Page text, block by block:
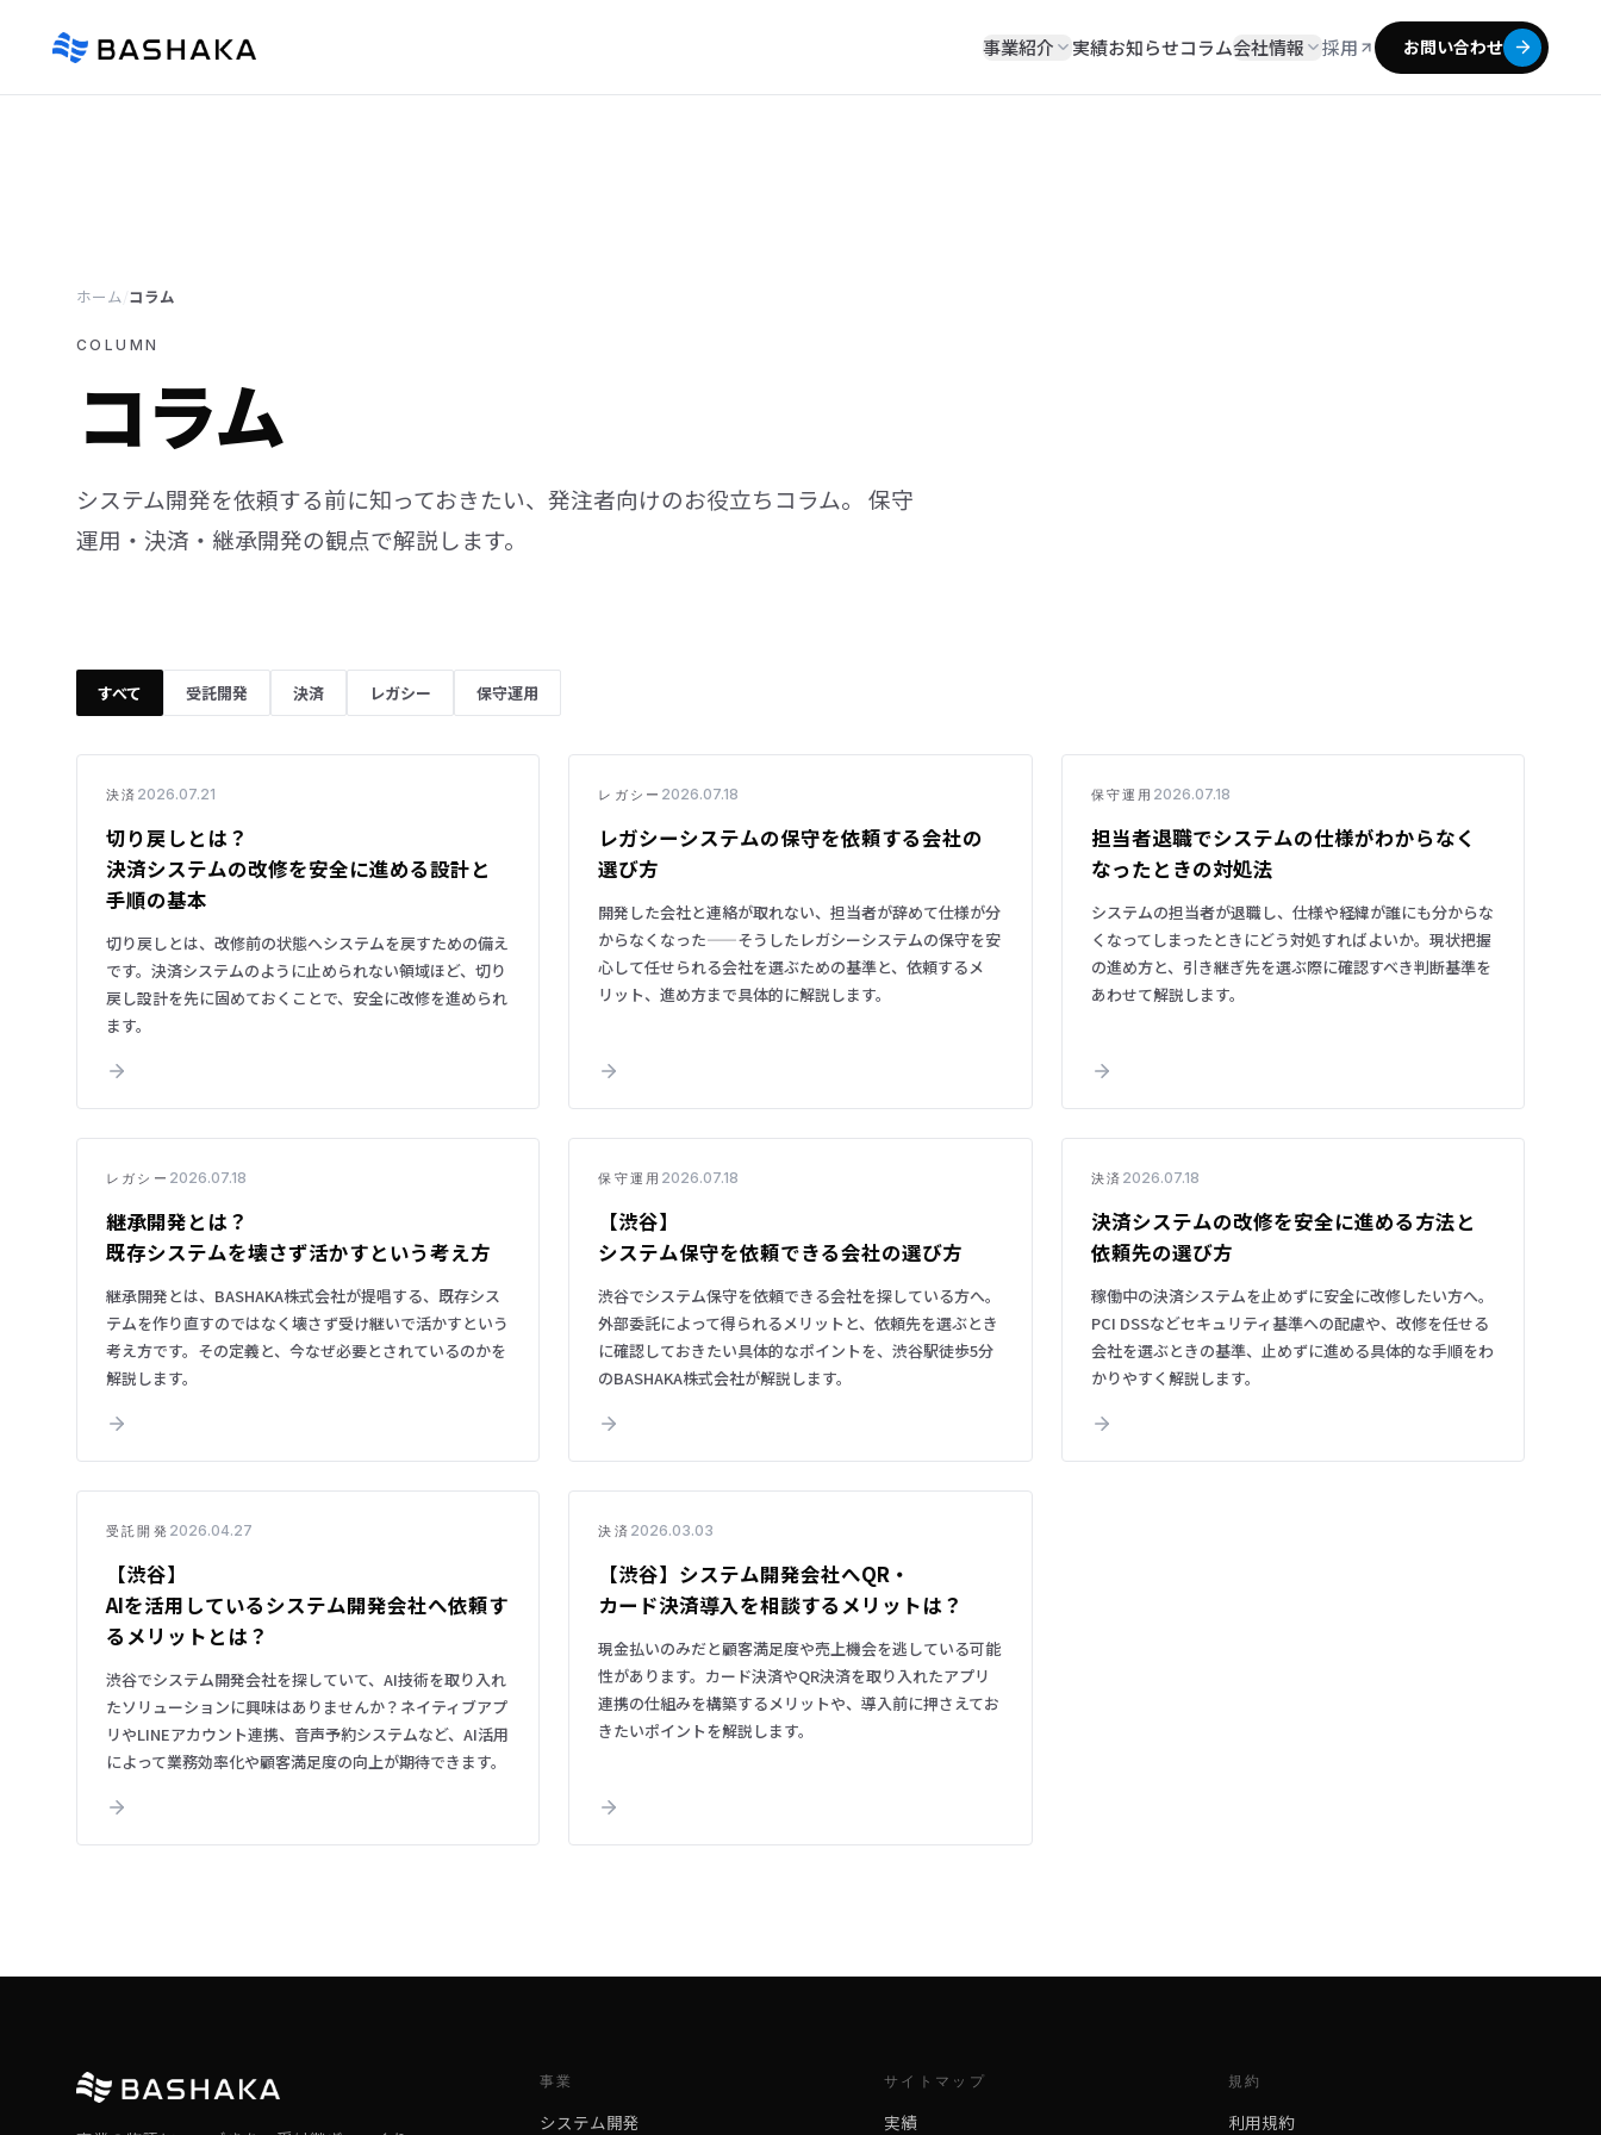
事業紹介 実績お知らせコラム会社情報 採用 お問い合わせ
ホーム コラム
COLUMN
コラム
システム開発を依頼する前に知っておきたい、発注者向けのお役立ちコラム。 保守
運用・決済・継承開発の観点で解説します。
すべて 受託開発 決済 レガシー 保守運用
決済 2026.07.21
切り戻しとは？
決済システムの改修を安全に進める設計と
手順の基本
切り戻しとは、改修前の状態へシステムを戻すための備え
です。決済システムのように止められない領域ほど、切り
戻し設計を先に固めておくことで、安全に改修を進められ
ます。
レガシー 2026.07.18
レガシーシステムの保守を依頼する会社の
選び方
開発した会社と連絡が取れない、担当者が辞めて仕様が分
からなくなった——そうしたレガシーシステムの保守を安
心して任せられる会社を選ぶための基準と、依頼するメ
リット、進め方まで具体的に解説します。
保守運用 2026.07.18
担当者退職でシステムの仕様がわからなく
なったときの対処法
システムの担当者が退職し、仕様や経緯が誰にも分からな
くなってしまったときにどう対処すればよいか。現状把握
の進め方と、引き継ぎ先を選ぶ際に確認すべき判断基準を
あわせて解説します。
レガシー 2026.07.18
継承開発とは？
既存システムを壊さず活かすという考え方
継承開発とは、BASHAKA株式会社が提唱する、既存シス
テムを作り直すのではなく壊さず受け継いで活かすという
考え方です。その定義と、今なぜ必要とされているのかを
解説します。
保守運用 2026.07.18
【渋谷】
システム保守を依頼できる会社の選び方
渋谷でシステム保守を依頼できる会社を探している方へ。
外部委託によって得られるメリットと、依頼先を選ぶとき
に確認しておきたい具体的なポイントを、渋谷駅徒歩5分
のBASHAKA株式会社が解説します。
決済 2026.07.18
決済システムの改修を安全に進める方法と
依頼先の選び方
稼働中の決済システムを止めずに安全に改修したい方へ。
PCI DSSなどセキュリティ基準への配慮や、改修を任せる
会社を選ぶときの基準、止めずに進める具体的な手順をわ
かりやすく解説します。
受託開発 2026.04.27
【渋谷】
AIを活用しているシステム開発会社へ依頼す
るメリットとは？
渋谷でシステム開発会社を探していて、AI技術を取り入れ
たソリューションに興味はありませんか？ネイティブアプ
リやLINEアカウント連携、音声予約システムなど、AI活用
によって業務効率化や顧客満足度の向上が期待できます。
決済 2026.03.03
【渋谷】システム開発会社へQR・
カード決済導入を相談するメリットは？
現金払いのみだと顧客満足度や売上機会を逃している可能
性があります。カード決済やQR決済を取り入れたアプリ
連携の仕組みを構築するメリットや、導入前に押さえてお
きたいポイントを解説します。
事業
システム開発
サイトマップ
実績
規約
利用規約